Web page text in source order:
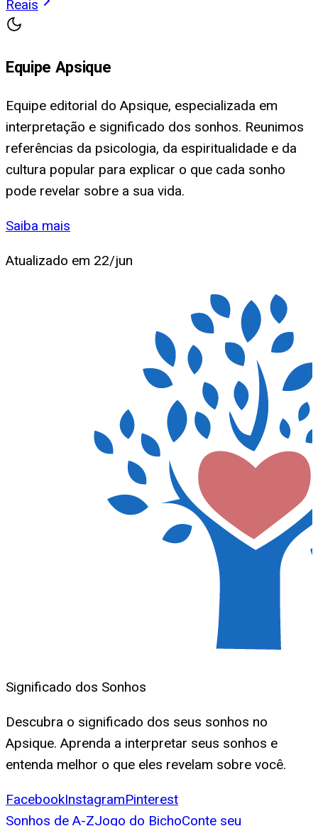
Reais
Equipe Apsique
Equipe editorial do Apsique, especializada em
interpretação e significado dos sonhos. Reunimos
referências da psicologia, da espiritualidade e da
cultura popular para explicar o que cada sonho
pode revelar sobre a sua vida.
Saiba mais
Atualizado em 22/jun
Significado dos Sonhos
Descubra o significado dos seus sonhos no
Apsique. Aprenda a interpretar seus sonhos e
entenda melhor o que eles revelam sobre você.
FacebookInstagramPinterest
Sonhos de A-ZJogo do BichoConte seu